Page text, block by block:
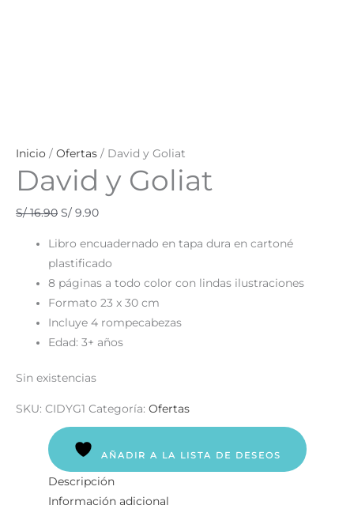
Inicio / Ofertas / David y Goliat
David y Goliat
S/16.90 S/ 9.90
Libro encuadernado en tapa dura en cartoné
plastificado
8 páginas a todo color con lindas ilustraciones
Formato 23 x 30 cm
Incluye 4 rompecabezas
Edad: 3+ años
Sin existencias
SKU: CIDYG1 Categoría: Ofertas
AÑADIR A LA LISTA DE DESEOS
Descripción
Información adicional